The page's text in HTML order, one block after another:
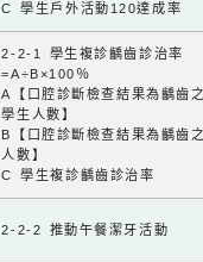
C 學生戶外活動120達成率
2-2-1 學生複診齲齒診治率
=A÷B×100％
A【口腔診斷檢查結果為齲齒
學生人數】
B【口腔診斷檢查結果為齲齒
人數】
C 學生複診齲齒診治率
2-2-2 推動午餐潔牙活動